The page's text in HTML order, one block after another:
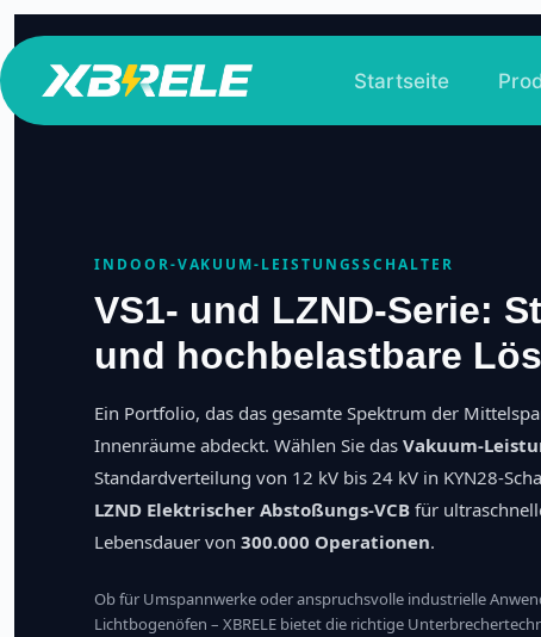
Zum
Inhalt
springen
Startseite
INDOOR-VAKUUM-LEISTUNGSSCHALTER
VS1- und LZND-Serie:
und hochbelastbare
Ein Portfolio, das das gesamte Spektrum der
Innenräume abdeckt. Wählen Sie dasVakuum-
Standardverteilung von 12 kV bis 24 kV in KYN28-
LZND Elektrischer Abstoßungs-VCB für
Lebensdauer von300.000 Operationen.
Ob für Umspannwerke oder anspruchsvolle industrielle
Lichtbogenöfen – XBRELE bietet die richtige